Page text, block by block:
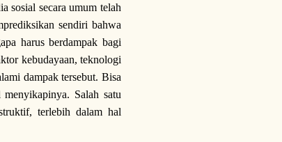
sosial secara umum telah
sendiri bahwa
harus berdampak bagi
kebudayaan, teknologi
dampak tersebut. Bisa
Salah satu
terlebih dalam hal